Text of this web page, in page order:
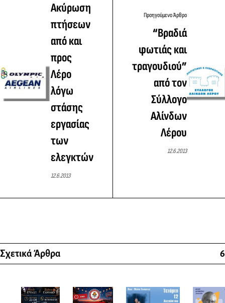
Ακύρωση
πτήσεων
από και
προς
Λέρο
λόγω
στάσης
εργασίας
των
ελεγκτών
12.6.2013
Προηγούμενο Άρθρο
“Βραδιά
φωτιάς και
τραγουδιού”
από τον
Σύλλογο
Αλίνδων
Λέρου
12.6.2013
Σχετικά Άρθρα 6